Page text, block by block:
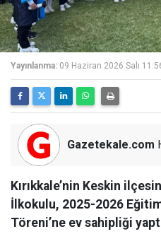
Yayınlanma: 09 Haziran 2026 Salı
Gazetekale.com
Kırıkkale’nin Keskin
İlkokulu, 2025-2026
Töreni’ne ev sahipliği